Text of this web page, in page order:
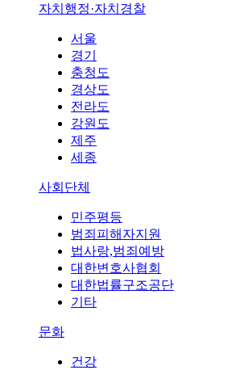
자치행정·자치경찰
서울
경기
충청도
경상도
전라도
강원도
제주
세종
사회단체
민주평등
범죄피해자지원
법사랑,범죄예방
대한변호사협회
대한법률구조공단
기타
문화
건강